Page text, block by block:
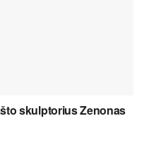
skulptorius Zenonas